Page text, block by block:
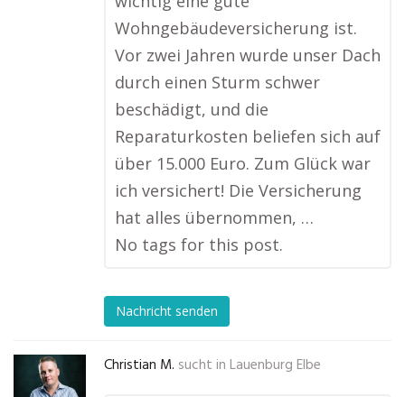
Wohngebäudeversicherung ist.
Vor zwei Jahren wurde unser Dach
durch einen Sturm schwer
beschädigt, und die
Reparaturkosten beliefen sich auf
über 15.000 Euro. Zum Glück war
ich versichert! Die Versicherung
hat alles übernommen, …
No tags for this post.
Nachricht senden
Christian M. sucht in Lauenburg Elbe